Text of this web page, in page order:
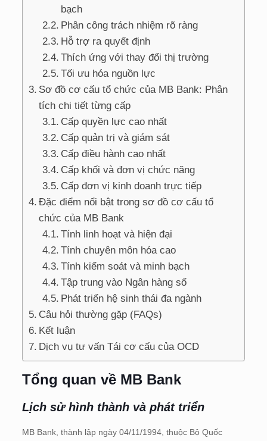
bạch
Phân công trách nhiệm rõ ràng
Hỗ trợ ra quyết định
Thích ứng với thay đổi thị trường
Tối ưu hóa nguồn lực
Sơ đồ cơ cấu tổ chức của MB Bank: Phân
tích chi tiết từng cấp
Cấp quyền lực cao nhất
Cấp quản trị và giám sát
Cấp điều hành cao nhất
Cấp khối và đơn vị chức năng
Cấp đơn vị kinh doanh trực tiếp
Đặc điểm nổi bật trong sơ đồ cơ cấu tổ
chức của MB Bank
Tính linh hoạt và hiện đại
Tính chuyên môn hóa cao
Tính kiểm soát và minh bạch
Tập trung vào Ngân hàng số
Phát triển hệ sinh thái đa ngành
Câu hỏi thường gặp (FAQs)
Kết luận
Dịch vụ tư vấn Tái cơ cấu của OCD
Tổng quan về MB Bank
Lịch sử hình thành và phát triển
MB Bank, thành lập ngày 04/11/1994, thuộc Bộ Quốc